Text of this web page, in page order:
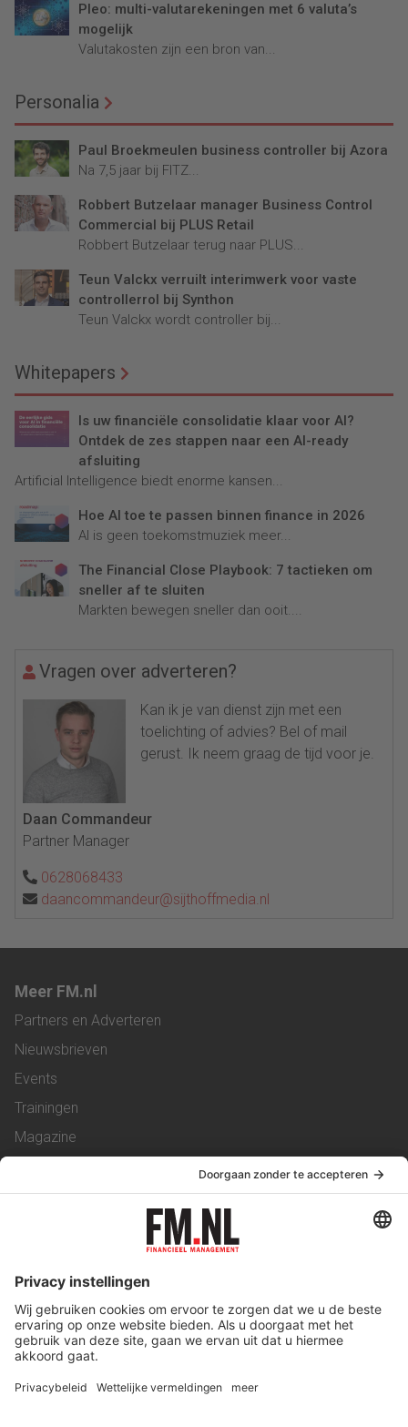
Pleo: multi-valutarekeningen met 6 valuta’s
mogelijk
Valutakosten zijn een bron van...
Personalia
Paul Broekmeulen business controller bij Azora
Na 7,5 jaar bij FITZ...
Robbert Butzelaar manager Business Control
Commercial bij PLUS Retail
Robbert Butzelaar terug naar PLUS...
Teun Valckx verruilt interimwerk voor vaste
controllerrol bij Synthon
Teun Valckx wordt controller bij...
Whitepapers
Is uw financiële consolidatie klaar voor AI?
Ontdek de zes stappen naar een AI-ready
afsluiting
Artificial Intelligence biedt enorme kansen...
Hoe AI toe te passen binnen finance in 2026
AI is geen toekomstmuziek meer...
The Financial Close Playbook: 7 tactieken om
sneller af te sluiten
Markten bewegen sneller dan ooit....
Vragen over adverteren?
Kan ik je van dienst zijn met een
toelichting of advies? Bel of mail
gerust. Ik neem graag de tijd voor je.
Daan Commandeur
Partner Manager
0628068433
daancommandeur@sijthoffmedia.nl
Meer FM.nl
Partners en Adverteren
Nieuwsbrieven
Events
Trainingen
Magazine
Service & Contact
Werken bij ons
Privacy Statement
Algemene Voorwaarden